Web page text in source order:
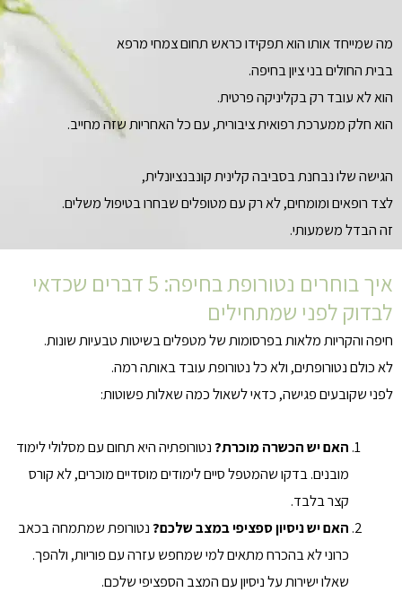
מה שמייחד אותו הוא תפקידו כראש תחום צמחי מרפא
בבית החולים בני ציון בחיפה.
הוא לא עובד רק בקליניקה פרטית.
הוא חלק ממערכת רפואית ציבורית, עם כל האחריות שזה מחייב.
הגישה שלו נבחנת בסביבה קלינית קונבנציונלית,
לצד רופאים ומומחים, לא רק עם מטופלים שבחרו בטיפול משלים.
זה הבדל משמעותי.
איך בוחרים נטורופת בחיפה: 5 דברים שכדאי
לבדוק לפני שמתחילים
חיפה והקריות מלאות בפרסומות של מטפלים בשיטות טבעיות שונות.
לא כולם נטורופתים, ולא כל נטורופת עובד באותה רמה.
לפני שקובעים פגישה, כדאי לשאול כמה שאלות פשוטות:
האם יש הכשרה מוכרת?נטורופתיה היא תחום עם מסלולי לימוד
מובנים. בדקו שהמטפל סיים לימודים מוסדיים מוכרים, לא קורס
קצר בלבד.
האם יש ניסיון ספציפי במצב שלכם?נטורופת שמתמחה בכאב
כרוני לא בהכרח מתאים למי שמחפש עזרה עם פוריות, ולהפך.
שאלו ישירות על ניסיון עם המצב הספציפי שלכם.